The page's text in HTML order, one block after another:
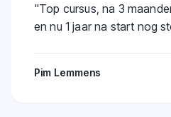
"Top cursus, na 3
en nu 1 jaar na start nog
Pim Lemmens